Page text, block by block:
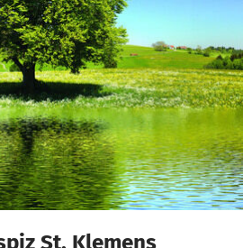
anzeigen
St. Klemens